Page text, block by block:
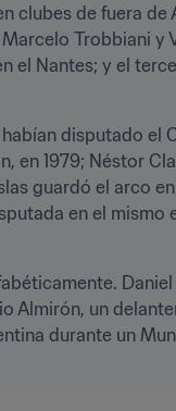
clubes de fuera de
Trobbiani y
el Nantes; y el
disputado el
en 1979; Néstor
guardó el arco
en el mismo
Almirón, un
durante un